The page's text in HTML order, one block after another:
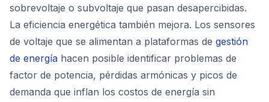
sobrevoltaje o subvoltaje que pasan desapercibidas.
La eficiencia energética también mejora. Los sensores
de voltaje que se alimentan a plataformas de gestión
de energía hacen posible identificar problemas de
factor de potencia, pérdidas armónicas y picos de
demanda que inflan los costos de energía sin